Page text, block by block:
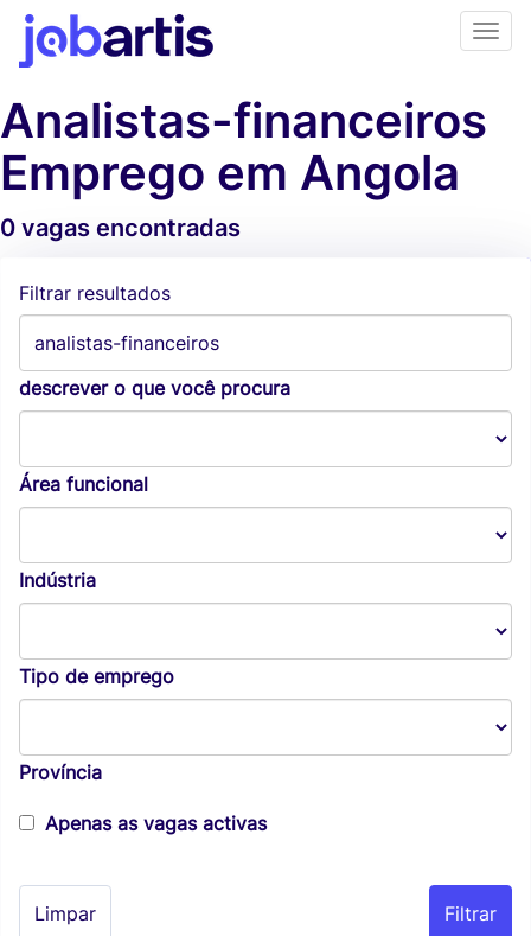
Analistas-financeiros
Emprego em Angola
0 vagas encontradas
Filtrar resultados
descrever o que você procura
Área funcional
Indústria
Tipo de emprego
Província
Apenas as vagas activas
Limpar